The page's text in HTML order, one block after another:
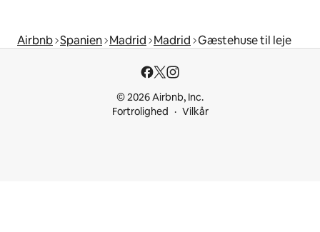
Airbnb Spanien Madrid Madrid Gæstehuse til leje
© 2026 Airbnb, Inc.
Fortrolighed
Vilkår